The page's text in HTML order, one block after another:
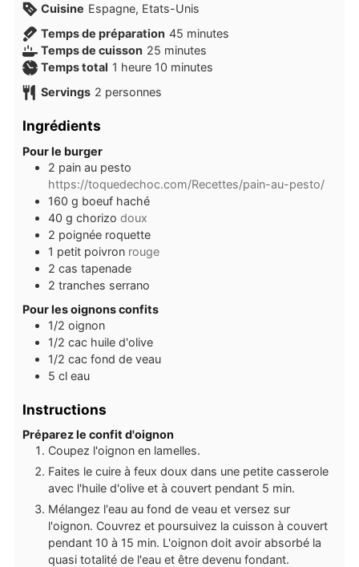
Cuisine Espagne, Etats-Unis
Temps de préparation 45 minutes
minutes
Temps de cuisson 25 minutes
minutes
Temps total 1 heure
heure 10 minutes
minutes
Servings 2 personnes
Ingrédients
Pour le burger
2 pain au pesto
https://toquedechoc.com/Recettes/pain-au-pesto/
160 g boeuf haché
40 g chorizo doux
2 poignée roquette
1 petit poivron rouge
2 cas tapenade
2 tranches serrano
Pour les oignons confits
1/2 oignon
1/2 cac huile d'olive
1/2 cac fond de veau
5 cl eau
Instructions
Préparez le confit d'oignon
Coupez l'oignon en lamelles.
Faites le cuire à feux doux dans une petite casserole
avec l'huile d'olive et à couvert pendant 5 min.
Mélangez l'eau au fond de veau et versez sur
l'oignon. Couvrez et poursuivez la cuisson à couvert
pendant 10 à 15 min. L'oignon doit avoir absorbé la
quasi totalité de l'eau et être devenu fondant.